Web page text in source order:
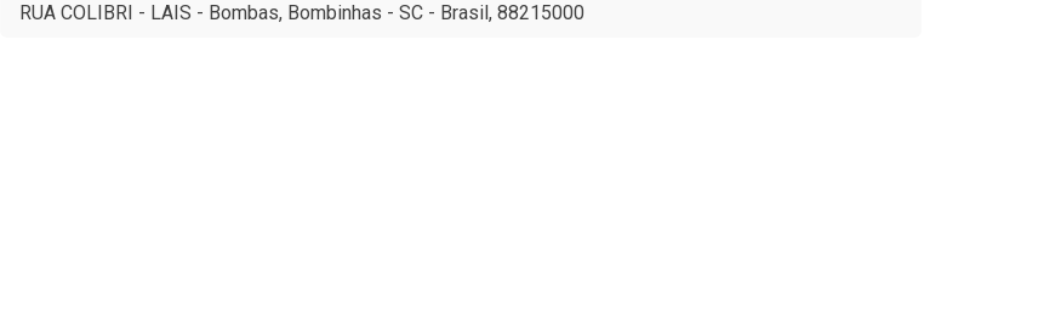
RUA COLIBRI - LAIS - Bombas, Bombinhas - SC - Brasil, 88215000